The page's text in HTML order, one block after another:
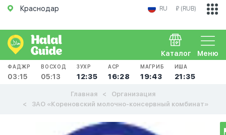
Краснодар RU ₽ (RUB)
Меню
Каталог
ФАДЖР
03:15
ВОСХОД
05:13
ЗУХР
12:35
АСР
16:28
МАГРИБ
19:43
ИША
21:35
Главная
Организация
ЗАО «Кореновский молочно-консервный комбинат»